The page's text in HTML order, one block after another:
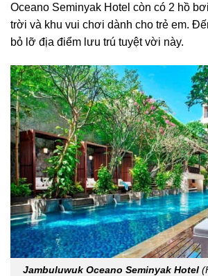
Oceano Seminyak Hotel còn có 2 hồ
trời và khu vui chơi dành cho trẻ em.
bỏ lỡ địa điểm lưu trú tuyệt vời này.
Jambuluwuk Oceano Seminyak Hotel